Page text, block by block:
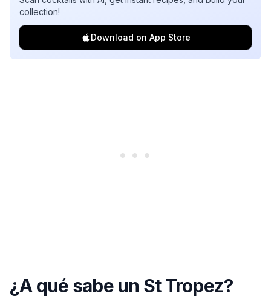
collection!
Download on App Store
¿A qué sabe un St Tropez?